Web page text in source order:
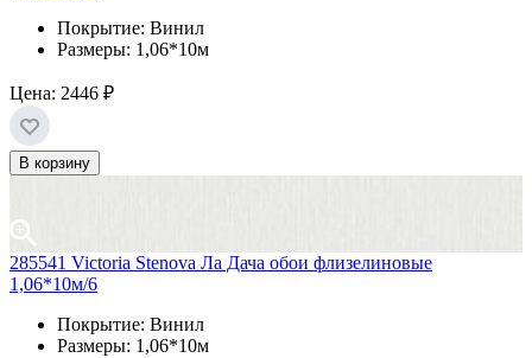
Покрытие: Винил
Размеры: 1,06*10м
Цена: 2446 ₽
В корзину
285541 Victoria Stenova Ла Дача обои флизелиновые
1,06*10м/6
Покрытие: Винил
Размеры: 1,06*10м